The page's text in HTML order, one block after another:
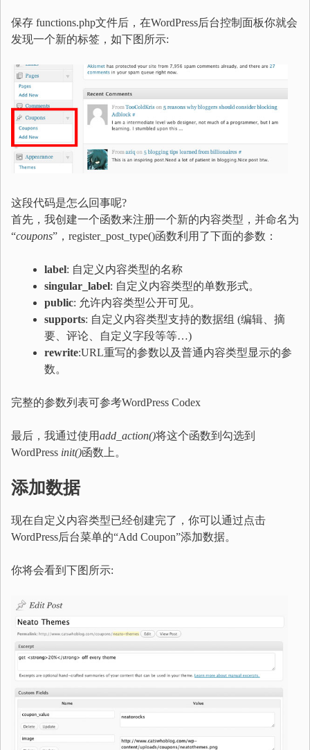
保存 functions.php文件后，在WordPress后台控制面板你就会
发现一个新的标签，如下图所示:
这段代码是怎么回事呢?
首先，我创建一个函数来注册一个新的内容类型，并命名为
“coupons”，register_post_type()函数利用了下面的参数：
label: 自定义内容类型的名称
singular_label: 自定义内容类型的单数形式。
public: 允许内容类型公开可见。
supports: 自定义内容类型支持的数据组 (编辑、摘
要、评论、自定义字段等等…)
rewrite:URL重写的参数以及普通内容类型显示的参
数。
完整的参数列表可参考WordPress Codex
最后，我通过使用add_action()将这个函数到勾选到
WordPress init()函数上。
添加数据
现在自定义内容类型已经创建完了，你可以通过点击
WordPress后台菜单的“Add Coupon”添加数据。
你将会看到下图所示: